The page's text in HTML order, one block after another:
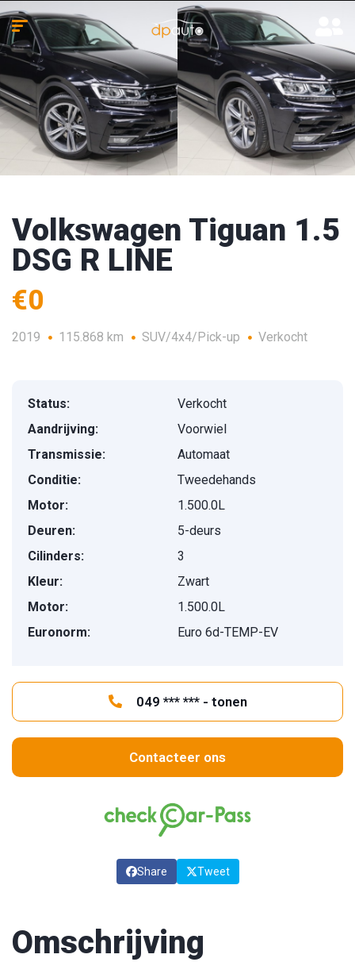
Volkswagen Tiguan 1.5
DSG R LINE
€0
2019 115.868 km SUV/4x4/Pick-up Verkocht
Status:
Verkocht
Aandrijving:
Voorwiel
Transmissie:
Automaat
Conditie:
Tweedehands
Motor:
1.500.0L
Deuren:
5-deurs
Cilinders:
3
Kleur:
Zwart
Motor:
1.500.0L
Euronorm:
Euro 6d-TEMP-EV
049 *** *** - tonen
Contacteer ons
Share Tweet
Omschrijving